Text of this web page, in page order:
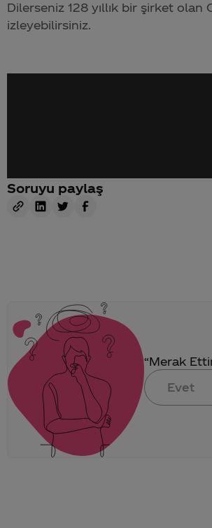
Dilerseniz 128 yıllık bir şirket olan
izleyebilirsiniz.
Soruyu paylaş
“Merak
Evet